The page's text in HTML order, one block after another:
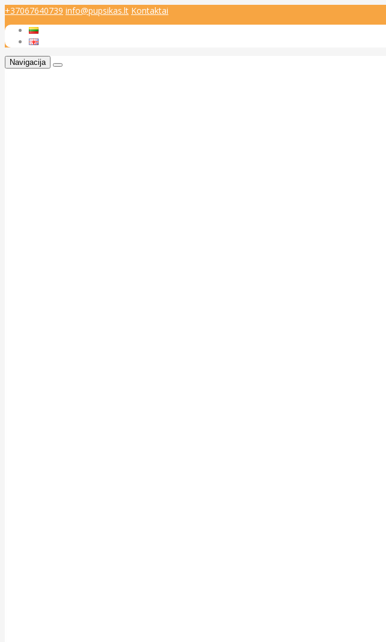
+37067640739 info@pupsikas.lt Kontaktai
Navigacija